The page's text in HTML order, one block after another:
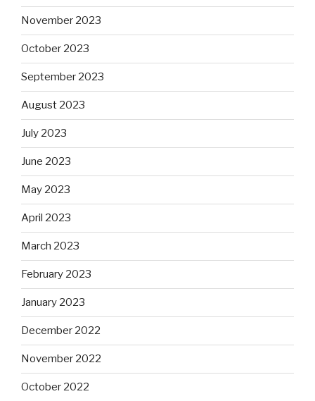
November 2023
October 2023
September 2023
August 2023
July 2023
June 2023
May 2023
April 2023
March 2023
February 2023
January 2023
December 2022
November 2022
October 2022